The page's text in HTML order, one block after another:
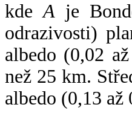
kdeA je
odrazivosti)
albedo (0,02
než 25 km.
albedo (0,13 až